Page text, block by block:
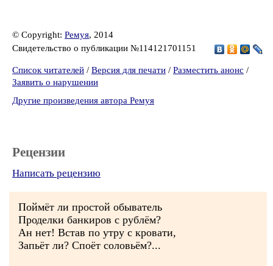
© Copyright: Ремуя, 2014
Свидетельство о публикации №114121701151
Список читателей / Версия для печати / Разместить анонс /
Заявить о нарушении
Другие произведения автора Ремуя
Рецензии
Написать рецензию
Поймёт ли простой обыватель
Проделки банкиров с рублём?
Ан нет! Встав по утру с кровати,
Запьёт ли? Споёт соловьём?...